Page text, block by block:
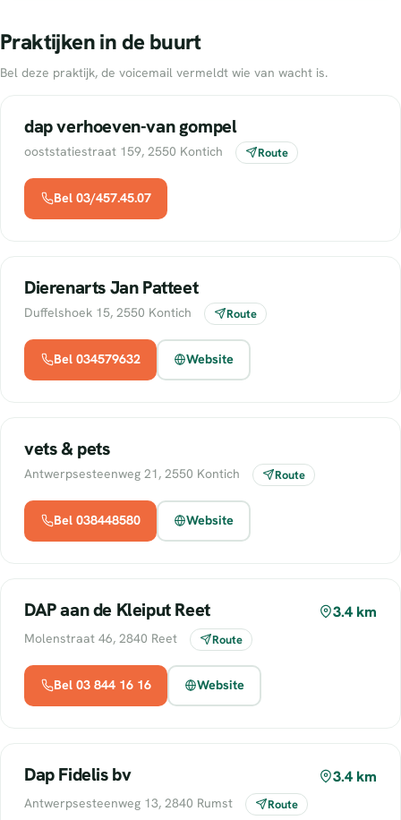
Praktijken in de buurt
Bel deze praktijk, de voicemail vermeldt wie van wacht is.
dap verhoeven-van gompel
ooststatiestraat 159, 2550 Kontich Route
Bel 03/457.45.07
Dierenarts Jan Patteet
Duffelshoek 15, 2550 Kontich Route
Bel 034579632 Website
vets & pets
Antwerpsesteenweg 21, 2550 Kontich Route
Bel 038448580 Website
DAP aan de Kleiput Reet 3.4 km
Molenstraat 46, 2840 Reet Route
Bel 03 844 16 16 Website
Dap Fidelis bv 3.4 km
Antwerpsesteenweg 13, 2840 Rumst Route